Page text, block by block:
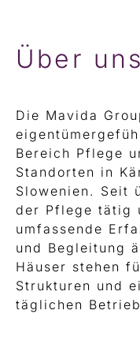
Über uns
Die Mavida
Bereich Pflege
Standorten in
Slowenien. Seit
der Pflege tätig
umfassende
und Begleitung
Häuser stehen
Strukturen und
täglichen